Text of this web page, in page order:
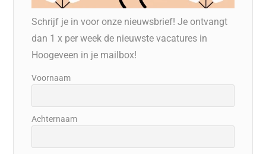
Schrijf je in voor onze nieuwsbrief! Je ontvangt
dan 1 x per week de nieuwste vacatures in
Hoogeveen in je mailbox!
Voornaam
Achternaam